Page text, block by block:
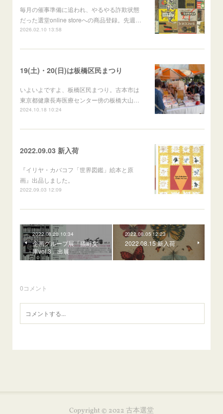
毎月の催事準備に追われ、やるやる詐欺状態
だった選堂online storeへの商品登録。先週…
2026.02.10 13:58
19(土)・20(日)は板橋区民まつり
いよいよですよ、板橋区民まつり。古本市は
東京都健康長寿医療センター傍の板橋大山…
2024.10.18 10:24
2022.09.03 新入荷
『イリヤ・カバコフ「世界図鑑」絵本と原
画』出品しました。
2022.09.03 12:09
2022.08.20 10:34
企画グループ展「猫町文
庫vol.3」出展
2022.08.05 12:23
2022.08.15 新入荷
0コメント
Copyright © 2022 古本選堂